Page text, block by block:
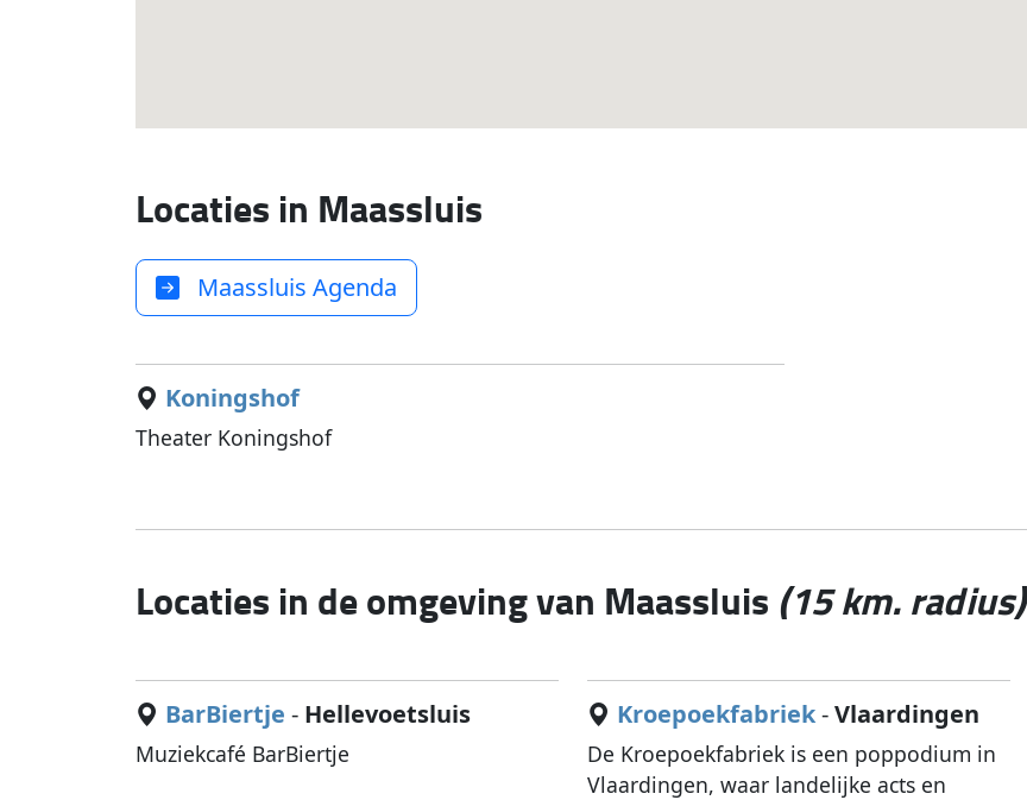
Locaties in Maassluis
Maassluis Agenda
Koningshof
Theater Koningshof
Locaties in de omgeving van Maassluis (15 km. radius)
BarBiertje - Hellevoetsluis
Muziekcafé BarBiertje
Kroepoekfabriek-Vlaardingen
De Kroepoekfabriek is een poppodium in
Vlaardingen, waar landelijke acts en